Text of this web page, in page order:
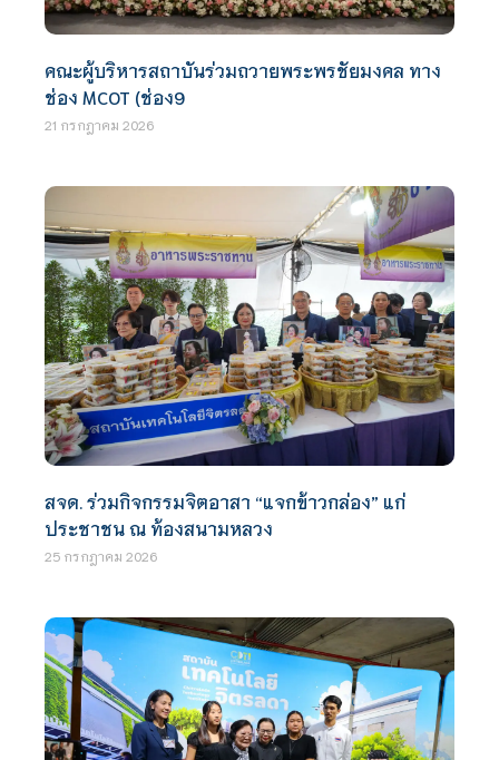
คณะผู้บริหารสถาบันร่วมถวายพระพรชัยมงคล ทาง
ช่อง MCOT (ช่อง9
21 กรกฎาคม 2026
สจด. ร่วมกิจกรรมจิตอาสา “แจกข้าวกล่อง” แก่
ประชาชน ณ ท้องสนามหลวง
25 กรกฎาคม 2026